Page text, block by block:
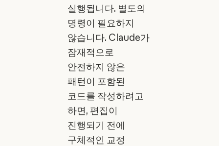
실행됩니다. 별도의
명령이 필요하지
않습니다. Claude가
잠재적으로
안전하지 않은
패턴이 포함된
코드를 작성하려고
하면, 편집이
진행되기 전에
구체적인 교정